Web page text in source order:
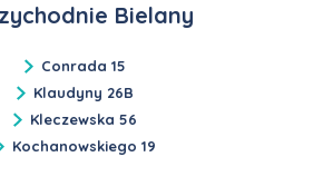
Bielany
Conrada 15
Klaudyny 26B
Kleczewska 56
Kochanowskiego 19